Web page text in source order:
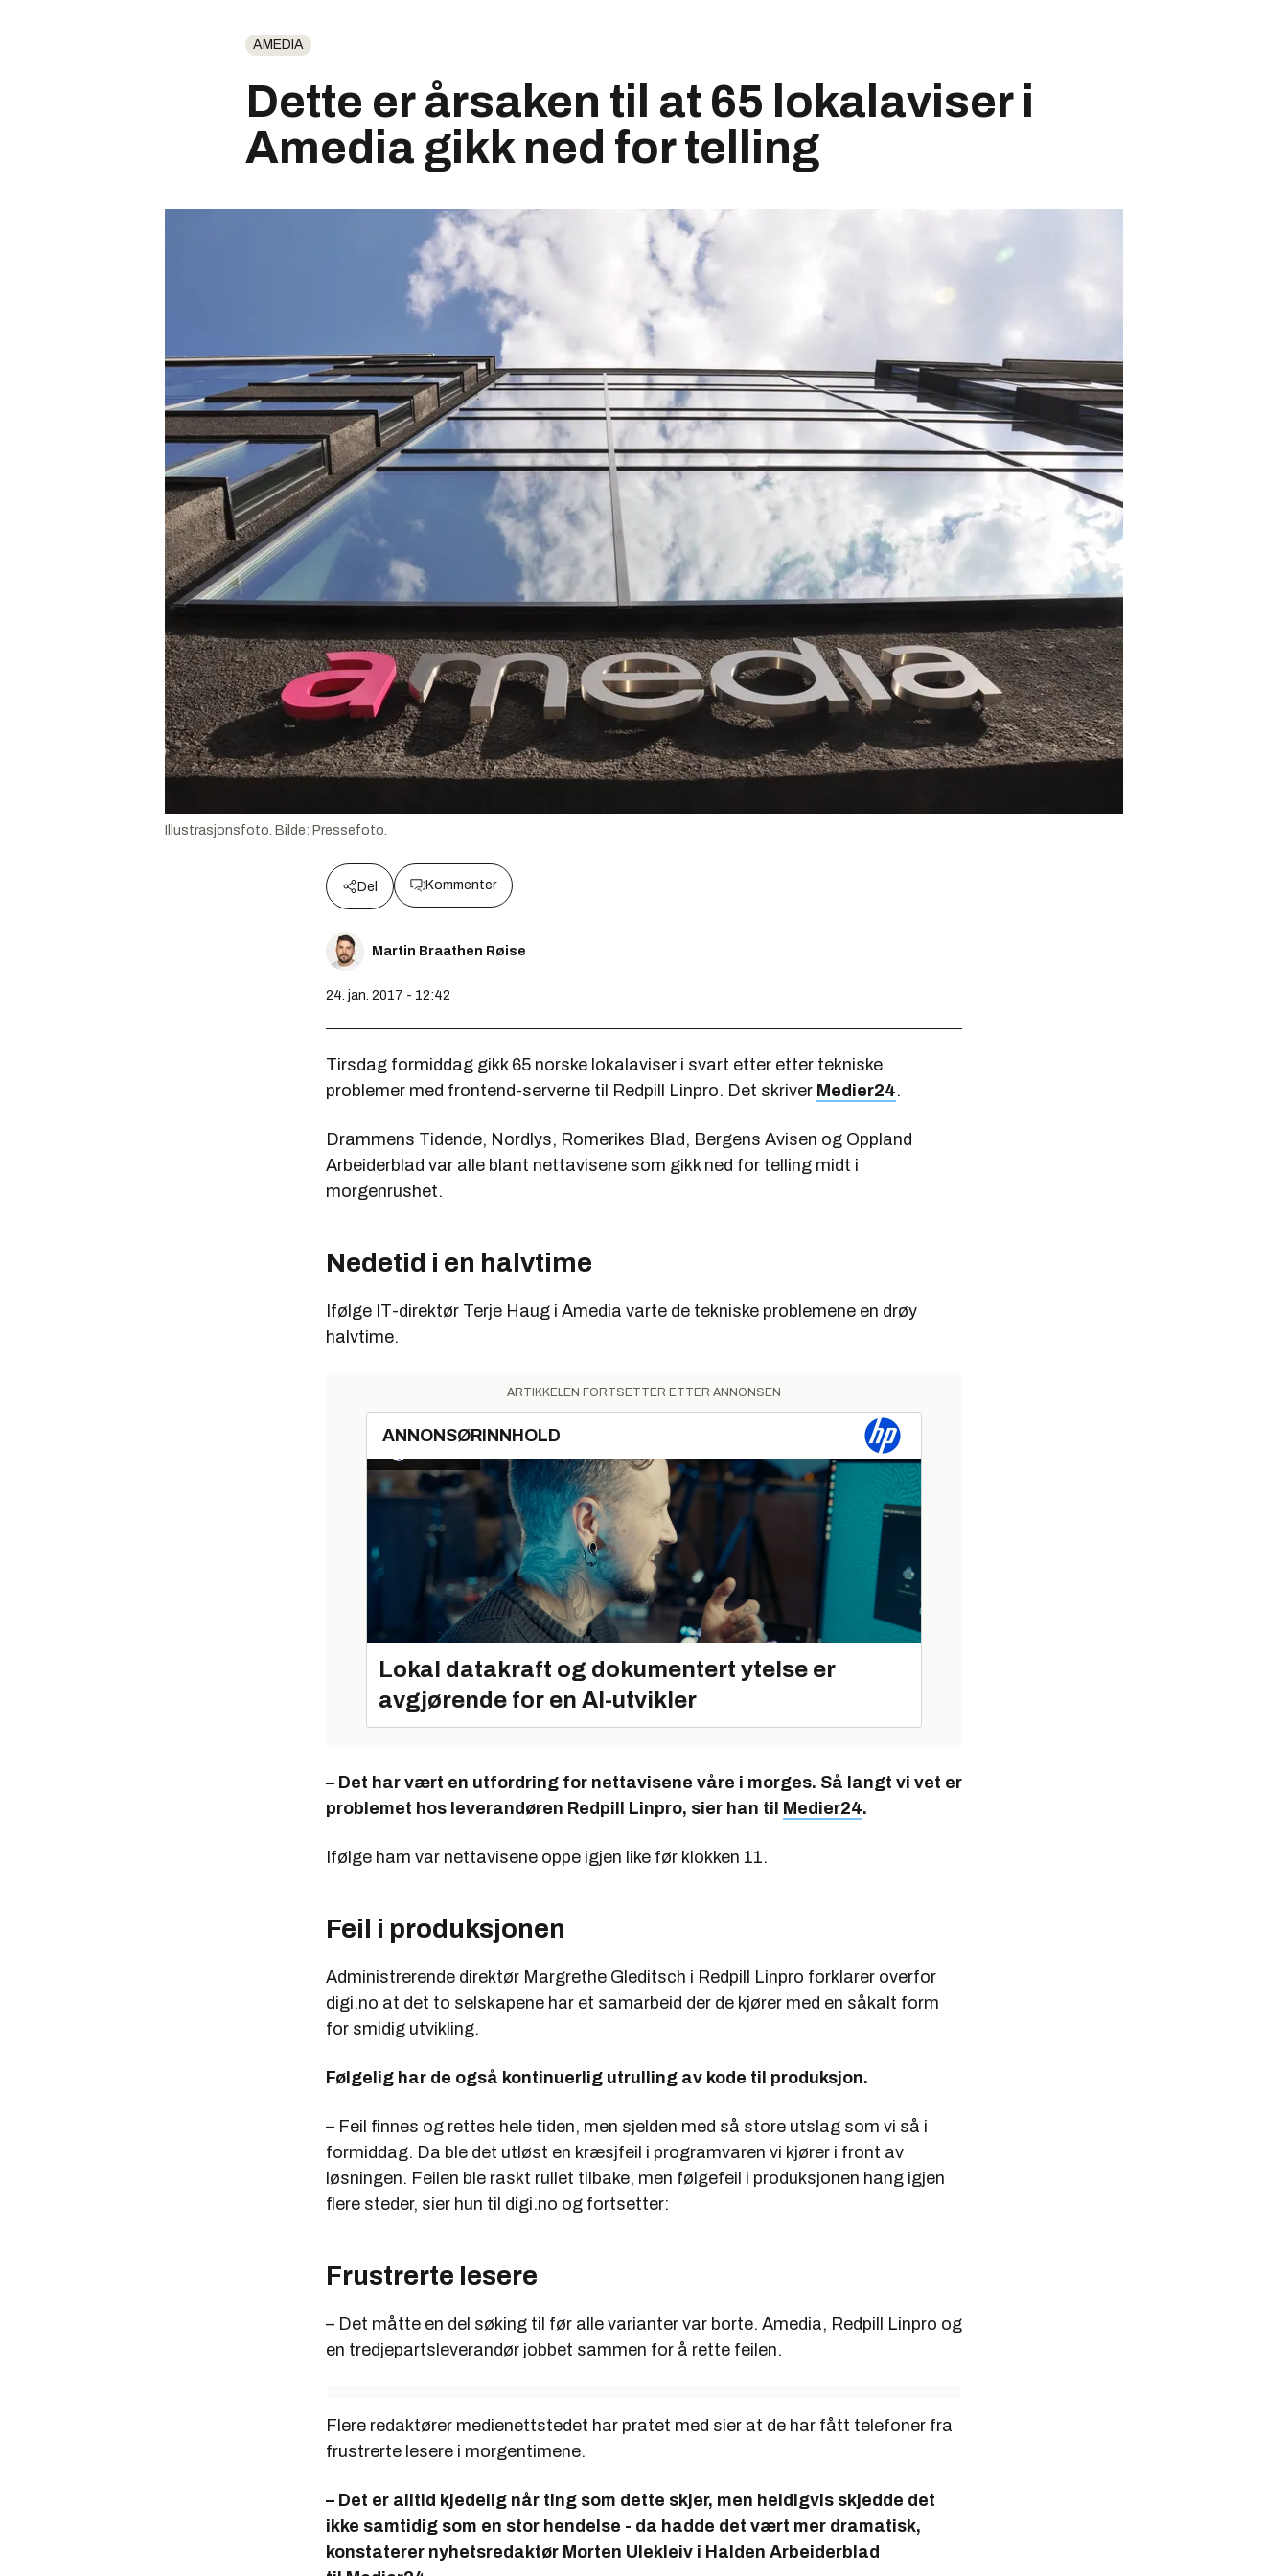
AMEDIA
Dette er årsaken til at 65 lokalaviser i
Amedia gikk ned for telling
Illustrasjonsfoto. Bilde: Pressefoto.
Del Kommenter
Martin Braathen Røise
24. jan. 2017 - 12:42
Tirsdag formiddag gikk 65 norske lokalaviser i svart etter etter tekniske
problemer med frontend-serverne til Redpill Linpro. Det skriver Medier24.
Drammens Tidende, Nordlys, Romerikes Blad, Bergens Avisen og Oppland
Arbeiderblad var alle blant nettavisene som gikk ned for telling midt i
morgenrushet.
Nedetid i en halvtime
Ifølge IT-direktør Terje Haug i Amedia varte de tekniske problemene en drøy
halvtime.
ARTIKKELEN FORTSETTER ETTER ANNONSEN
ANNONSØRINNHOLD
Lokal datakraft og dokumentert ytelse er
avgjørende for en AI-utvikler
– Det har vært en utfordring for nettavisene våre i morges. Så langt vi vet er
problemet hos leverandøren Redpill Linpro, sier han til
Medier24.
Ifølge ham var nettavisene oppe igjen like før klokken 11.
Feil i produksjonen
Administrerende direktør Margrethe Gleditsch i Redpill Linpro forklarer overfor
digi.no at det to selskapene har et samarbeid der de kjører med en såkalt form
for smidig utvikling.
Følgelig har de også kontinuerlig utrulling av kode til produksjon.
– Feil finnes og rettes hele tiden, men sjelden med så store utslag som vi så i
formiddag. Da ble det utløst en kræsjfeil i programvaren vi kjører i front av
løsningen. Feilen ble raskt rullet tilbake, men følgefeil i produksjonen hang igjen
flere steder, sier hun til digi.no og fortsetter:
Frustrerte lesere
– Det måtte en del søking til før alle varianter var borte. Amedia, Redpill Linpro og
en tredjepartsleverandør jobbet sammen for å rette feilen.
Flere redaktører medienettstedet har pratet med sier at de har fått telefoner fra
frustrerte lesere i morgentimene.
– Det er alltid kjedelig når ting som dette skjer, men heldigvis skjedde det
ikke samtidig som en stor hendelse - da hadde det vært mer dramatisk,
konstaterer nyhetsredaktør Morten Ulekleiv i Halden Arbeiderblad